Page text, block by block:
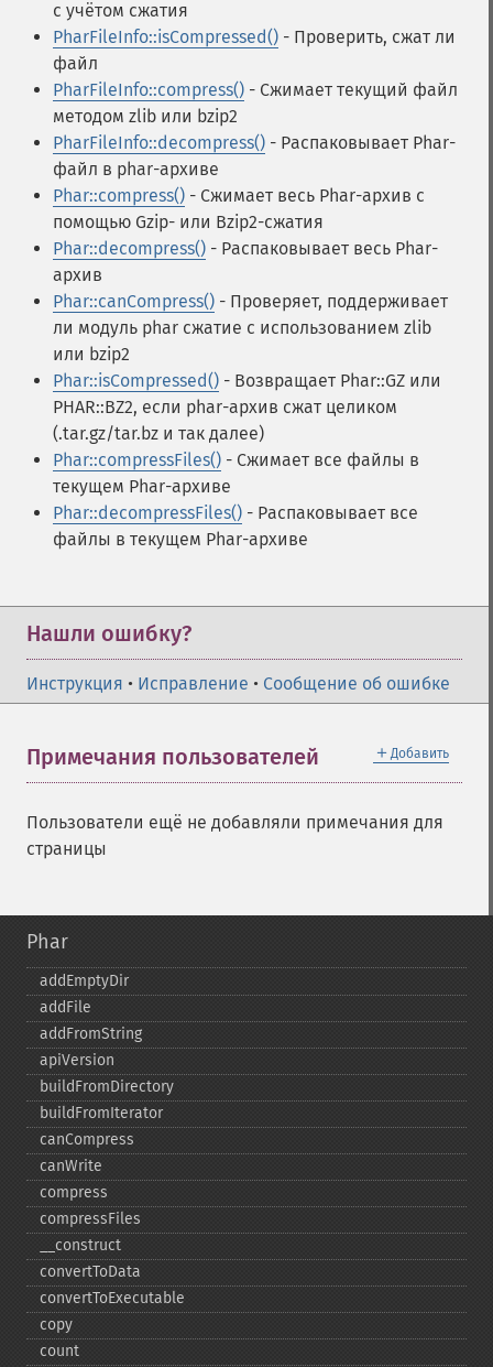
с учётом сжатия
PharFileInfo::isCompressed() - Проверить, сжат ли
файл
PharFileInfo::compress() - Сжимает текущий файл
методом zlib или bzip2
PharFileInfo::decompress() - Распаковывает Phar-
файл в phar-архиве
Phar::compress() - Сжимает весь Phar-архив с
помощью Gzip- или Bzip2-сжатия
Phar::decompress() - Распаковывает весь Phar-
архив
Phar::canCompress() - Проверяет, поддерживает
ли модуль phar сжатие с использованием zlib
или bzip2
Phar::isCompressed() - Возвращает Phar::GZ или
PHAR::BZ2, если phar-архив сжат целиком
(.tar.gz/tar.bz и так далее)
Phar::compressFiles() - Сжимает все файлы в
текущем Phar-архиве
Phar::decompressFiles() - Распаковывает все
файлы в текущем Phar-архиве
Нашли ошибку?
Инструкция • Исправление • Сообщение об ошибке
＋ Добавить
Примечания пользователей
Пользователи ещё не добавляли примечания для
страницы
Phar
addEmptyDir
addFile
addFromString
apiVersion
buildFromDirectory
buildFromIterator
canCompress
canWrite
compress
compressFiles
_​_​construct
convertToData
convertToExecutable
copy
count